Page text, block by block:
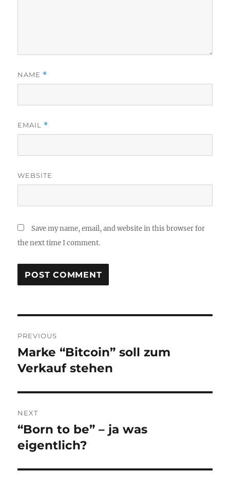
NAME *
EMAIL *
WEBSITE
Save my name, email, and website in this browser for
the next time I comment.
navigation
PREVIOUS
Previous
post:
Marke “Bitcoin” soll zum
Verkauf stehen
NEXT
Next
post:
“Born to be” – ja was
eigentlich?